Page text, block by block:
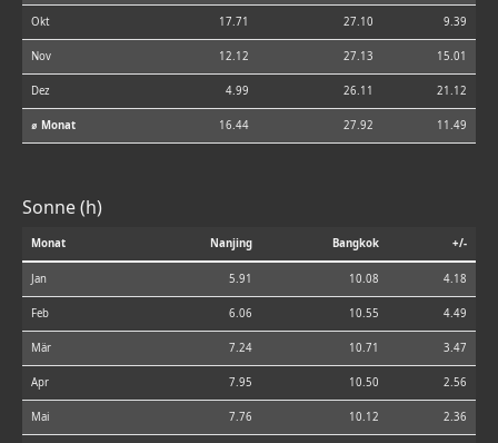
Okt 17.71 27.10 9.39
Nov 12.12 27.13 15.01
Dez 4.99 26.11 21.12
⌀ Monat 16.44 27.92 11.49
Sonne (h)
Monat Nanjing Bangkok +/-
Jan 5.91 10.08 4.18
Feb 6.06 10.55 4.49
Mär 7.24 10.71 3.47
Apr 7.95 10.50 2.56
Mai 7.76 10.12 2.36